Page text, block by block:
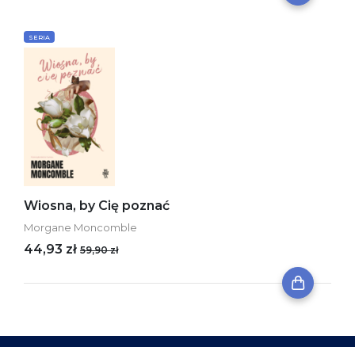
SERIA
Wiosna, by Cię poznać
Morgane Moncomble
44,93 zł 59,90 zł